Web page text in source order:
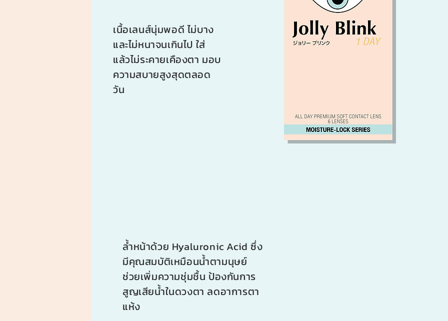
เนื้อเลนส์นุ่มพอดี ไม่บาง
และไม่หนาจนเกินไป ใส่
แล้วไม่ระคายเคืองตา มอบ
ความสบายสูงสุดตลอด
วัน
ล้ำหน้าด้วย Hyaluronic Acid ซึ่ง
มีคุณสมบัติเหมือนน้ำตามนุษย์
ช่วยเพิ่มความชุ่มชื้น ป้องกันการ
สูญเสียน้ำในดวงตา ลดอาการตา
แห้ง